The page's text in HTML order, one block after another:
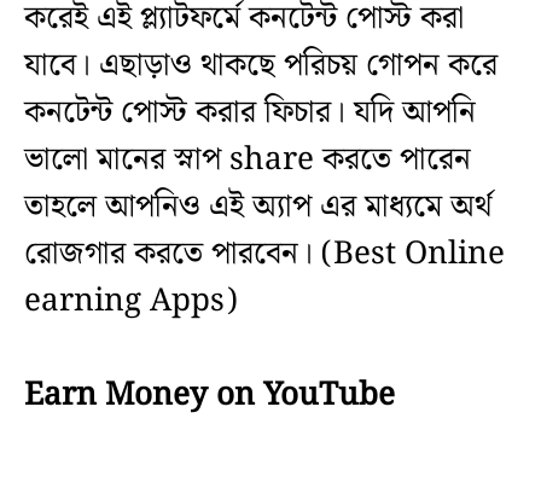
করেই এই প্ল্যাটফর্মে কনটেন্ট পোস্ট করা
যাবে। এছাড়াও থাকছে পরিচয় গোপন করে
কনটেন্ট পোস্ট করার ফিচার। যদি আপনি
ভালো মানের স্নাপ share করতে পারেন
তাহলে আপনিও এই অ্যাপ এর মাধ্যমে অর্থ
রোজগার করতে পারবেন। (Best Online
earning Apps)
Earn Money on YouTube